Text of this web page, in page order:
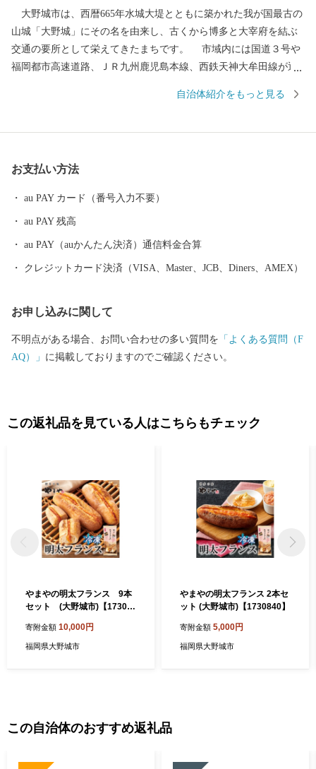
大野城市は、西暦665年水城大堤とともに築かれた我が国最古の
山城「大野城」にその名を由来し、古くから博多と大宰府を結ぶ
交通の要所として栄えてきたまちです。 市域内には国道３号や
福岡都市高速道路、ＪＲ九州鹿児島本線、西鉄天神大牟田線が通
れているとともに、東北部の四王寺山や乙金山、南部の牛頸山な
だき、ご協力ご支援いただきますようお願い申し上げます。
自治体紹介をもっと見る
お支払い方法
au PAY カード（番号入力不要）
au PAY 残高
au PAY（auかんたん決済）通信料金合算
クレジットカード決済（VISA、Master、JCB、Diners、AMEX）
お申し込みに関して
不明点がある場合、お問い合わせの多い質問を 「よくある質問（F
AQ）」 に掲載しておりますのでご確認ください。
この返礼品を見ている人はこちらもチェック
やまやの明太フランス 9本
セット (大野城市)【17308
寄附金額 10,000円
福岡県大野城市
やまやの明太フランス 2本セ
ット (大野城市)【1730840】
寄附金額 5,000円
福岡県大野城市
この自治体のおすすめ返礼品